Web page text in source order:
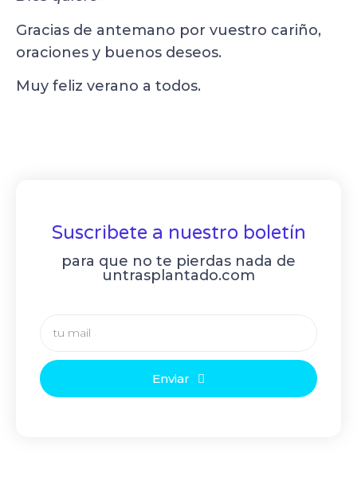
Gracias de antemano por vuestro cariño,
oraciones y buenos deseos.
Muy feliz verano a todos.
Suscribete a nuestro boletín
para que no te pierdas nada de
untrasplantado.com
Enviar